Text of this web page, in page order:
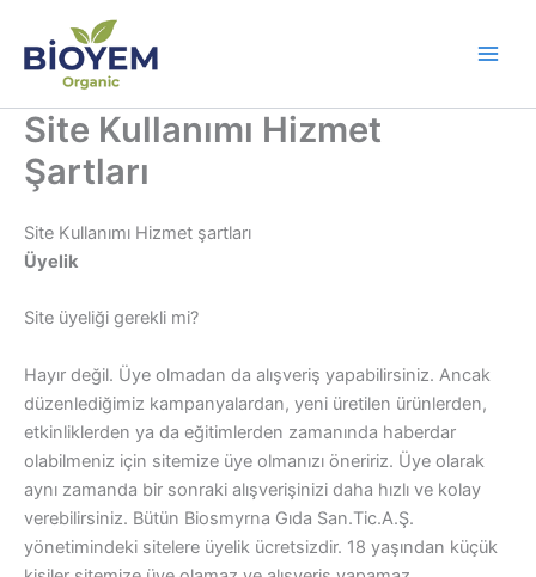
atla
Site Kullanımı Hizmet
Şartları
Site Kullanımı Hizmet şartları
Üyelik
Site üyeliği gerekli mi?
Hayır değil. Üye olmadan da alışveriş yapabilirsiniz. Ancak
düzenlediğimiz kampanyalardan, yeni üretilen ürünlerden,
etkinliklerden ya da eğitimlerden zamanında haberdar
olabilmeniz için sitemize üye olmanızı öneririz. Üye olarak
aynı zamanda bir sonraki alışverişinizi daha hızlı ve kolay
verebilirsiniz. Bütün Biosmyrna Gıda San.Tic.A.Ş.
yönetimindeki sitelere üyelik ücretsizdir. 18 yaşından küçük